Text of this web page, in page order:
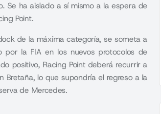
Se ha aislado a sí mismo a la espera de
Point.
de la máxima categoría, se someta a
la FIA en los nuevos protocolos de
positivo, Racing Point deberá recurrir a
Bretaña, lo que supondría el regreso a la
de Mercedes.